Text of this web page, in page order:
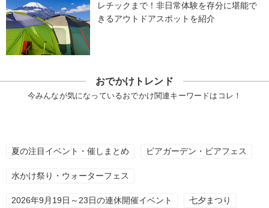
レチックまで！非日常体験を存分に堪能で
きるアウトドアスポットを紹介
おでかけトレンド
今みんなが気になっているおでかけ関連キーワードはコレ！
夏の注目イベント・催しまとめ ビアガーデン・ビアフェス
水かけ祭り・ウォーターフェス
2026年9月19日～23日の連休開催イベント 七夕まつり